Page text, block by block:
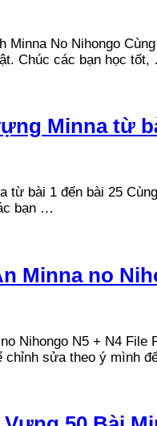
Minna No Nihongo
Chúc các bạn học tốt,
Minna từ
từ bài 1 đến bài 25
bạn …
Minna no
Nihongo N5 + N4
chỉnh sửa theo ý mình